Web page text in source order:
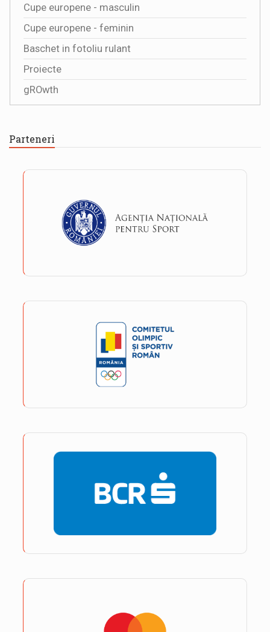
Cupe europene - masculin
Cupe europene - feminin
Baschet in fotoliu rulant
Proiecte
gROwth
Parteneri